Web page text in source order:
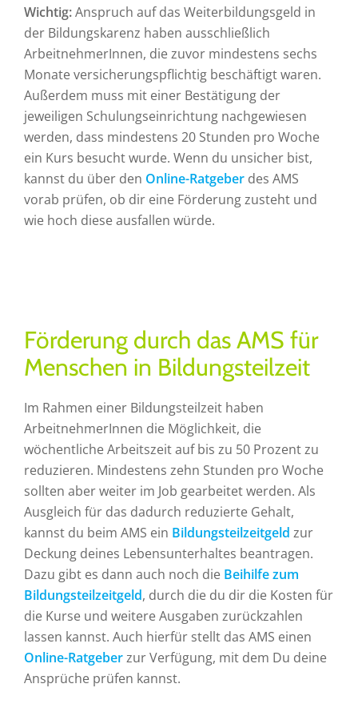
Wichtig:Anspruch auf das Weiterbildungsgeld in
der Bildungskarenz haben ausschließlich
ArbeitnehmerInnen, die zuvor mindestens sechs
Monate versicherungspflichtig beschäftigt waren.
Außerdem muss mit einer Bestätigung der
jeweiligen Schulungseinrichtung nachgewiesen
werden, dass mindestens 20 Stunden pro Woche
ein Kurs besucht wurde. Wenn du unsicher bist,
kannst du über den Online-Ratgeber des AMS
vorab prüfen, ob dir eine Förderung zusteht und
wie hoch diese ausfallen würde.
Förderung durch das AMS für
Menschen in Bildungsteilzeit
Im Rahmen einer Bildungsteilzeit haben
ArbeitnehmerInnen die Möglichkeit, die
wöchentliche Arbeitszeit auf bis zu 50 Prozent zu
reduzieren. Mindestens zehn Stunden pro Woche
sollten aber weiter im Job gearbeitet werden. Als
Ausgleich für das dadurch reduzierte Gehalt,
kannst du beim AMS ein Bildungsteilzeitgeld zur
Deckung deines Lebensunterhaltes beantragen.
Dazu gibt es dann auch noch die Beihilfe zum
Bildungsteilzeitgeld, durch die du dir die Kosten für
die Kurse und weitere Ausgaben zurückzahlen
lassen kannst. Auch hierfür stellt das AMS einen
Online-Ratgeberzur Verfügung, mit dem Du deine
Ansprüche prüfen kannst.